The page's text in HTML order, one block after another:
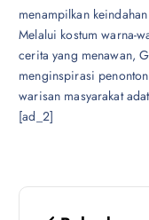
menampilkan
Melalui kostum warna-
cerita yang menawan,
menginspirasi
warisan masyarakat
[ad_2]
P